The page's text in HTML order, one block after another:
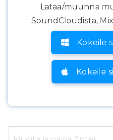
Lataa/muunna
SoundCloudista,
Kokeile
Kokeile